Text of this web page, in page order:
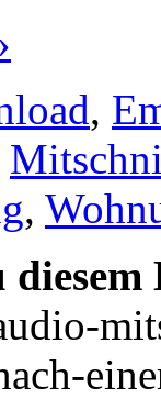
,
,